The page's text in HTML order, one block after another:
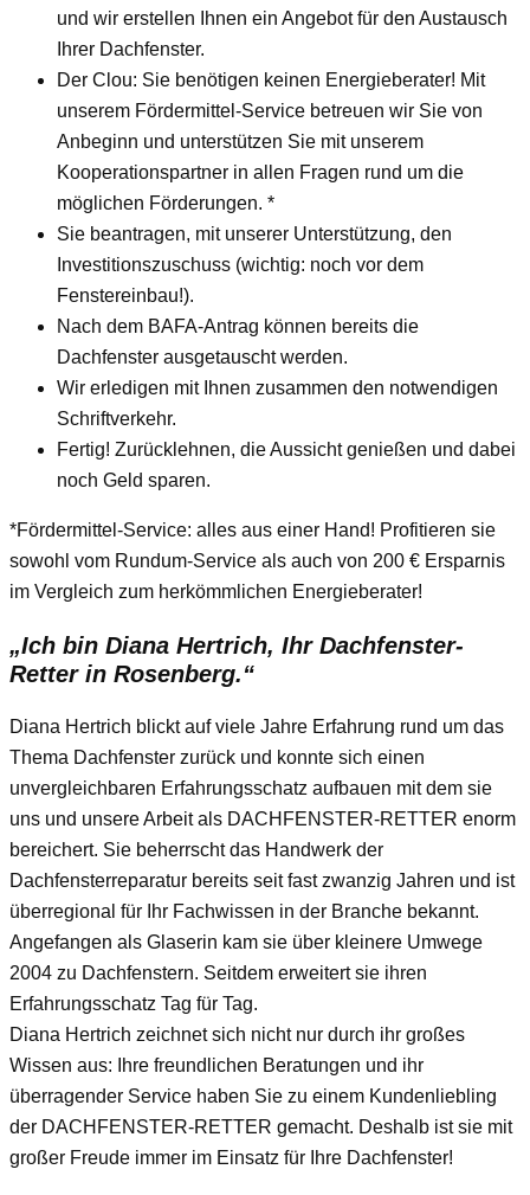
und wir erstellen Ihnen ein Angebot für den Austausch
Ihrer Dachfenster.
Der Clou: Sie benötigen keinen Energieberater! Mit
unserem Fördermittel-Service betreuen wir Sie von
Anbeginn und unterstützen Sie mit unserem
Kooperationspartner in allen Fragen rund um die
möglichen Förderungen. *
Sie beantragen, mit unserer Unterstützung, den
Investitionszuschuss (wichtig: noch vor dem
Fenstereinbau!).
Nach dem BAFA-Antrag können bereits die
Dachfenster ausgetauscht werden.
Wir erledigen mit Ihnen zusammen den notwendigen
Schriftverkehr.
Fertig! Zurücklehnen, die Aussicht genießen und dabei
noch Geld sparen.
*Fördermittel-Service: alles aus einer Hand! Profitieren sie
sowohl vom Rundum-Service als auch von 200 € Ersparnis
im Vergleich zum herkömmlichen Energieberater!
„Ich bin Diana Hertrich, Ihr Dachfenster-
Retter in Rosenberg.“
Diana Hertrich blickt auf viele Jahre Erfahrung rund um das
Thema Dachfenster zurück und konnte sich einen
unvergleichbaren Erfahrungsschatz aufbauen mit dem sie
uns und unsere Arbeit als DACHFENSTER-RETTER enorm
bereichert. Sie beherrscht das Handwerk der
Dachfensterreparatur bereits seit fast zwanzig Jahren und ist
überregional für Ihr Fachwissen in der Branche bekannt.
Angefangen als Glaserin kam sie über kleinere Umwege
2004 zu Dachfenstern. Seitdem erweitert sie ihren
Erfahrungsschatz Tag für Tag.
Diana Hertrich zeichnet sich nicht nur durch ihr großes
Wissen aus: Ihre freundlichen Beratungen und ihr
überragender Service haben Sie zu einem Kundenliebling
der DACHFENSTER-RETTER gemacht. Deshalb ist sie mit
großer Freude immer im Einsatz für Ihre Dachfenster!